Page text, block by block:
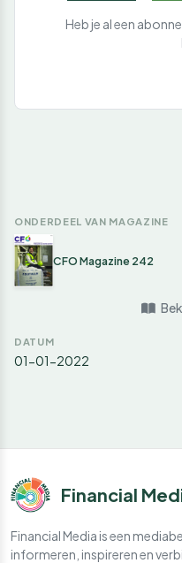
Heb je al een
ONDERDEEL VAN MAGAZINE
CFO Magazine 242
DATUM
01-01-2022
Financial
Financial Media is een
informeren, inspireren en